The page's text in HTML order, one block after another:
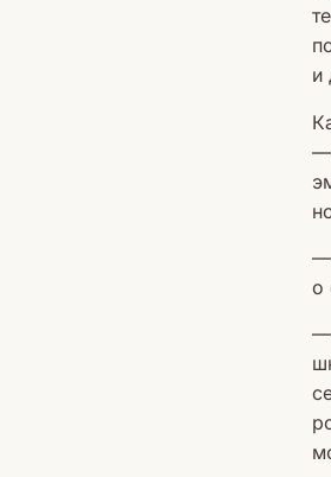
и
—
—
о
—